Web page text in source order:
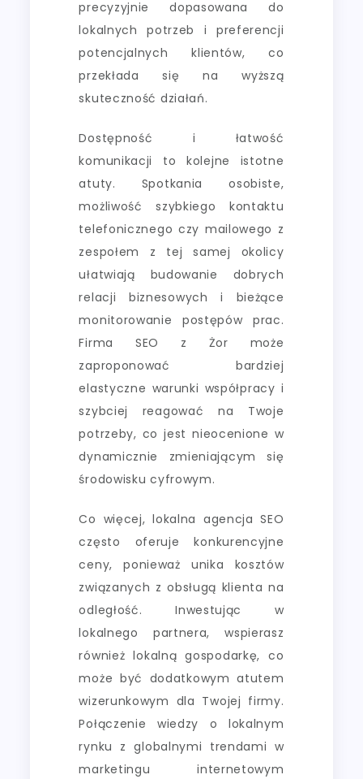
precyzyjnie dopasowana do
lokalnych potrzeb i preferencji
potencjalnych klientów, co
przekłada się na wyższą
skuteczność działań.
Dostępność i łatwość
komunikacji to kolejne istotne
atuty. Spotkania osobiste,
możliwość szybkiego kontaktu
telefonicznego czy mailowego z
zespołem z tej samej okolicy
ułatwiają budowanie dobrych
relacji biznesowych i bieżące
monitorowanie postępów prac.
Firma SEO z Żor może
zaproponować bardziej
elastyczne warunki współpracy i
szybciej reagować na Twoje
potrzeby, co jest nieocenione w
dynamicznie zmieniającym się
środowisku cyfrowym.
Co więcej, lokalna agencja SEO
często oferuje konkurencyjne
ceny, ponieważ unika kosztów
związanych z obsługą klienta na
odległość. Inwestując w
lokalnego partnera, wspierasz
również lokalną gospodarkę, co
może być dodatkowym atutem
wizerunkowym dla Twojej firmy.
Połączenie wiedzy o lokalnym
rynku z globalnymi trendami w
marketingu internetowym